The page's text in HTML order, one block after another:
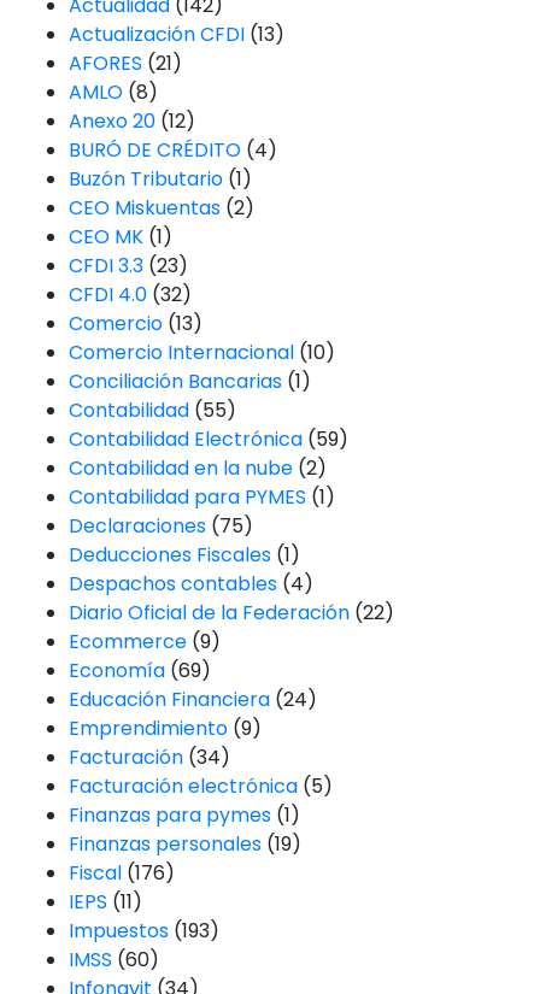
Actualización CFDI(13)
AFORES (21)
AMLO(8)
Anexo 20(12)
BURÓ DE CRÉDITO(4)
Buzón Tributario(1)
CEO Miskuentas(2)
CEO MK(1)
CFDI 3.3(23)
CFDI 4.0(32)
Comercio(13)
Comercio Internacional(10)
Conciliación Bancarias(1)
Contabilidad(55)
Contabilidad Electrónica(59)
Contabilidad en la nube(2)
Contabilidad para PYMES (1)
Declaraciones(75)
Deducciones Fiscales(1)
Despachos contables(4)
Diario Oficial de la Federación(22)
Ecommerce(9)
Economía(69)
Educación Financiera(24)
Emprendimiento(9)
Facturación(34)
Facturación electrónica(5)
Finanzas para pymes(1)
Finanzas personales(19)
Fiscal(176)
IEPS (11)
Impuestos(193)
IMSS (60)